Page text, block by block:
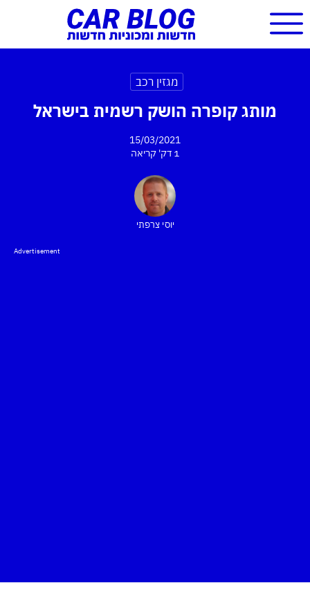
מגזין רכב
מותג קופרה הושק רשמית בישראל
15/03/2021
1 דק'
קריאה
יוסי צרפתי
Advertisement